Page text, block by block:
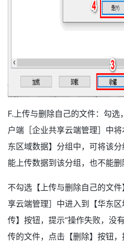
F.上传与删除自己的文件：勾选
户端［企业共享云端管理］中
东区域数据】分组中，可将该
能上传数据到该分组，也不能删
不勾选【上传与删除自己的文
享云端管理］中进入到【华东
传】按钮，提示“操作失败，没
传的文件，点击【删除】按钮